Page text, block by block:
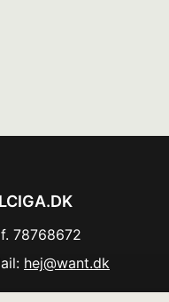
78768672
hej@want.dk